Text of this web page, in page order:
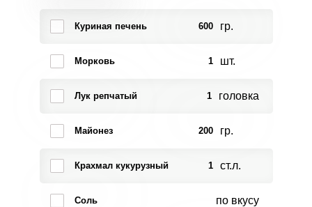
Куриная печень 600 гр.
Морковь 1 шт.
Лук репчатый 1 головка
Майонез 200 гр.
Крахмал кукурузный 1 ст.л.
Соль по вкусу